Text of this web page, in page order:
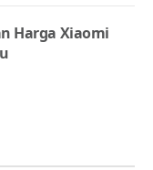
Harga Xiaomi